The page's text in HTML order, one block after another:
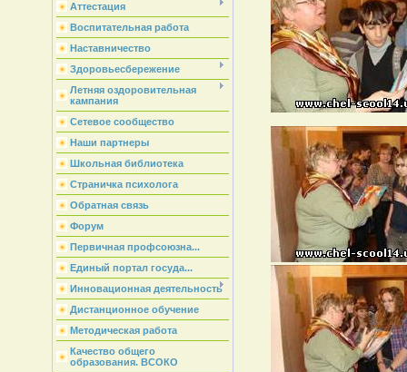
Аттестация
Воспитательная работа
Наставничество
Здоровьесбережение
Летняя оздоровительная
кампания
Сетевое сообщество
Наши партнеры
Школьная библиотека
Страничка психолога
Обратная связь
Форум
Первичная профсоюзна...
Единый портал госуда...
Инновационная деятельность
Дистанционное обучение
Методическая работа
Качество общего
образования. ВСОКО